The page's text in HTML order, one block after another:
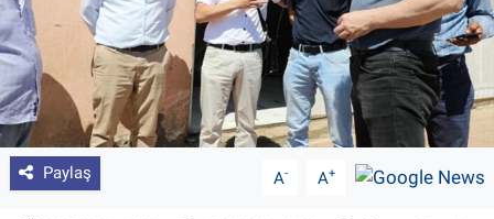
Paylaş A- A+
Dünyada Tarım
Üretici Birlikleri
Şeker ve Şekerli Mamüller
Tahıllar ve Baklagiller